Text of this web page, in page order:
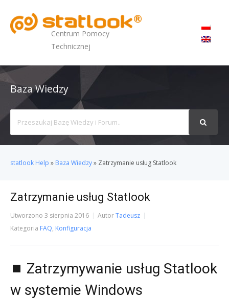
Centrum Pomocy
Technicznej
Baza Wiedzy
For
statlook Help » Baza Wiedzy» Zatrzymanie usług Statlook
Zatrzymanie usług Statlook
Utworzono 3 sierpnia 2016 AutorTadeusz
Kategoria FAQ, Konfiguracja
⏹️ Zatrzymywanie usług Statlook
w systemie Windows